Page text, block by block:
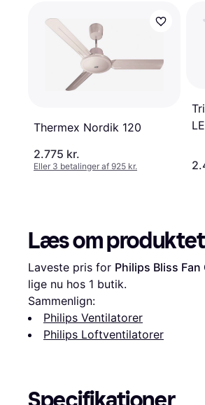
Thermex Nordik 120
2.775 kr.
Eller 3 betalinger af 925 kr.
Læs om produktet
Laveste pris for Philips Bliss
lige nu hos 1 butik.
Sammenlign:
Philips Ventilatorer
Philips Loftventilatorer